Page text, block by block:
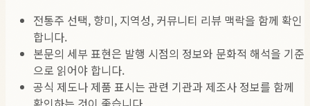
전통주 선택, 향미, 지역성, 커뮤니티 리뷰 맥락을 함께 확인
합니다.
본문의 세부 표현은 발행 시점의 정보와 문화적 해석을 기준
으로 읽어야 합니다.
공식 제도나 제품 표시는 관련 기관과 제조사 정보를 함께